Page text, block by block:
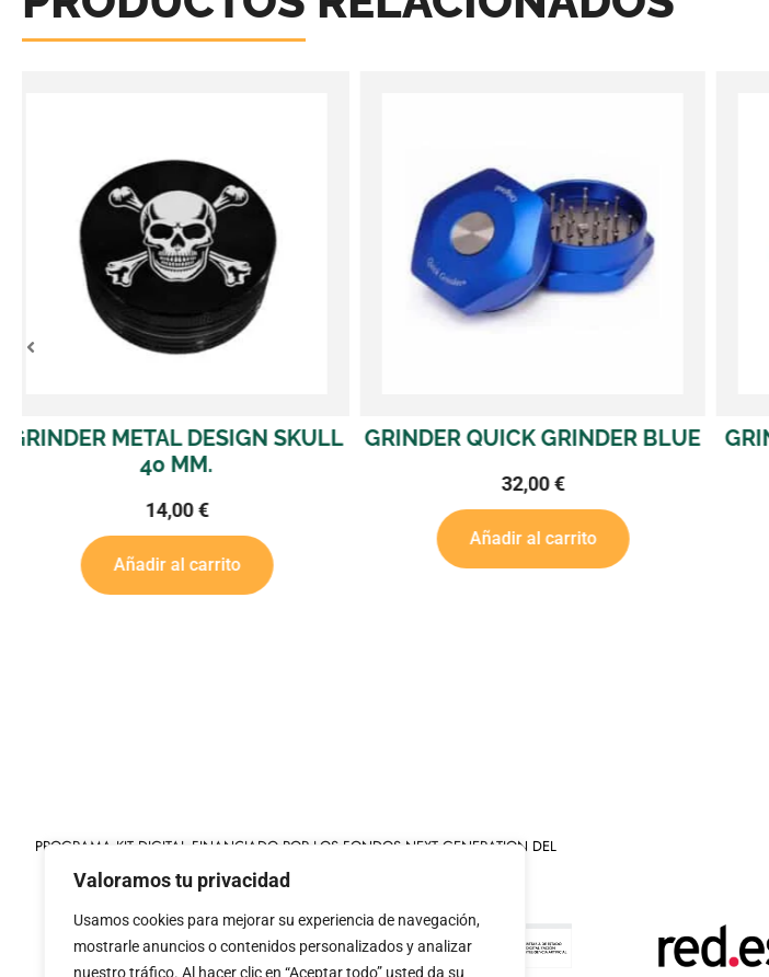
Valoramos tu privacidad
Usamos cookies para mejorar su experiencia de navegación,
mostrarle anuncios o contenidos personalizados y analizar
nuestro tráfico. Al hacer clic en “Aceptar todo” usted da su
GRINDER QUICK GRINDER BLUE
Añadir al carrito
GRINDER MADERA LEAF 60 MM.
4,10
Añadir al carrito
PROGRAMA KIT DIGITAL FINANCIADO POR LOS FONDOS NEXT GENERATION DEL
MECANISMO DE RECUPERACIÓN Y RESILIENCIA